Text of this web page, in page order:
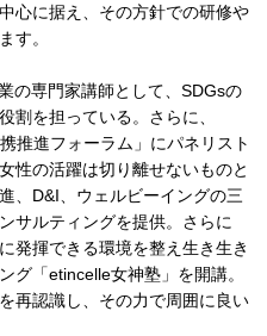
心に据え、その方針での研修や
す。
の専門家講師として、SDGsの
割を担っている。さらに、
推進フォーラム」にパネリスト
性の活躍は切り離せないものと
、D&I、ウェルビーイングの三
サルティングを提供。さらに
発揮できる環境を整え生き生き
グ「etincelle女神塾」を開講。
再認識し、その力で周囲に良い